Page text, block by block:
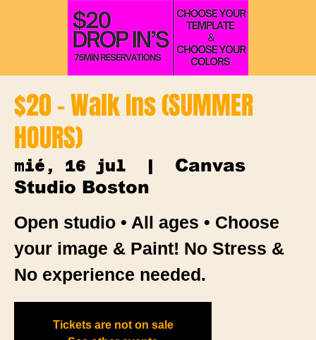
$20 - Walk Ins (SUMMER
HOURS)
mié, 16 jul
  |
Canvas
Studio Boston
Open studio • All ages • Choose
your image & Paint! No Stress &
No experience needed.
Tickets are not on sale